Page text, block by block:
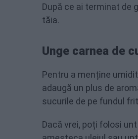
După ce ai terminat de
tăia.
Unge carnea de
Pentru a menține
adaugă un plus de
sucurile de pe fundul
Dacă vrei, poți folosi